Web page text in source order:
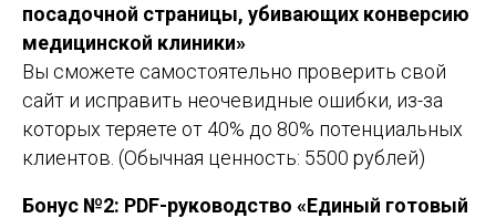
посадочной страницы, убивающих конверсию
медицинской клиники»
Вы сможете самостоятельно проверить свой
сайт и исправить неочевидные ошибки, из-за
которых теряете от 40% до 80% потенциальных
клиентов. (Обычная ценность: 5500 рублей)
Бонус №2: PDF-руководство «Единый готовый